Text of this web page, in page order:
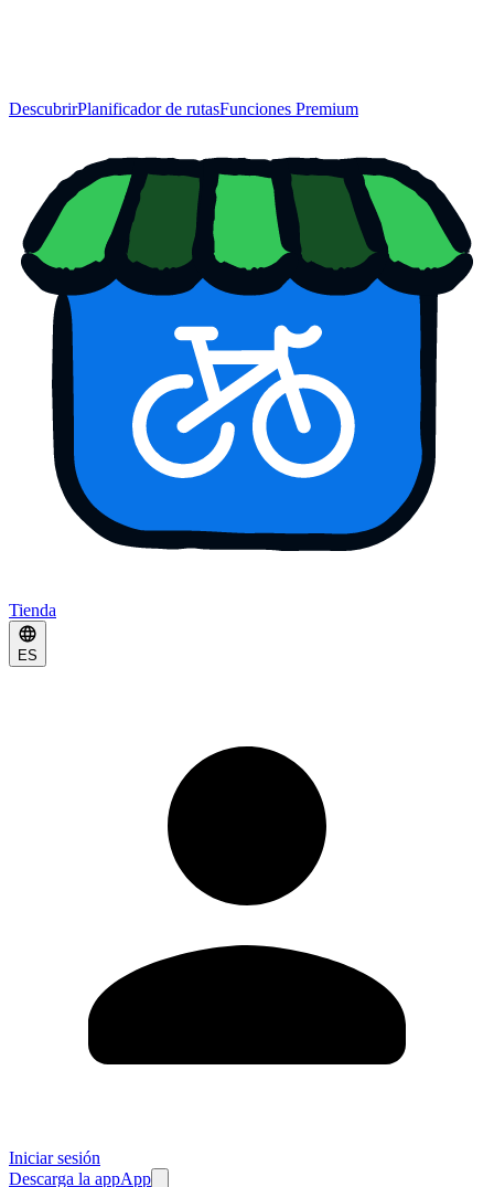
DescubrirPlanificador de rutasFunciones Premium
Tienda
ES
Iniciar sesión
Descarga la appApp